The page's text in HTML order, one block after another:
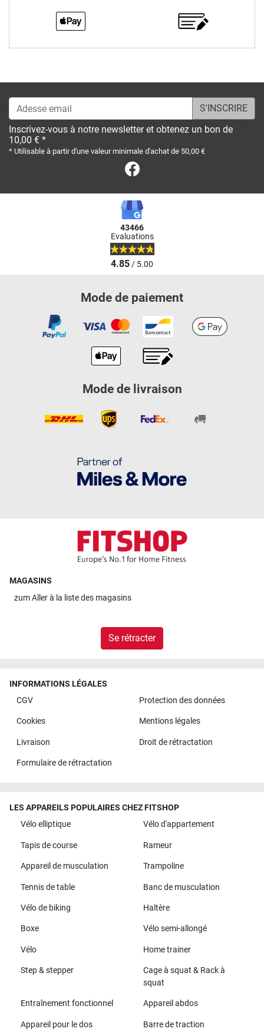
Adesse email
Inscrivez-vous à notre newsletter et obtenez un bon de
10,00 € *
* Utilisable à partir d'une valeur minimale d'achat de 50,00 €
43466
Evaluations
4.85/ 5.00
Mode de paiement
Mode de livraison
MAGASINS
zumAller à la liste des magasins
Se rétracter
INFORMATIONS LÉGALES
CGV
Protection des données
Cookies Mentions légales
Livraison Droit de rétractation
Formulaire de rétractation
LES APPAREILS POPULAIRES CHEZ FITSHOP
Vélo elliptique
Vélo d'appartement
Tapis de course Rameur
Appareil de musculation Trampoline
Tennis de table Banc de musculation
Vélo de biking Haltère
Boxe Vélo semi-allongé
Vélo Home trainer
Step & stepper
Cage à squat & Rack à
squat
Entraînement fonctionnel Appareil abdos
Appareil pour le dos Barre de traction